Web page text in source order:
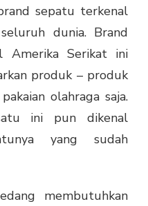
sepatu terkenal
dunia. Brand
Amerika Serikat ini
produk – produk
olahraga saja.
ini pun dikenal
yang sudah
membutuhkan